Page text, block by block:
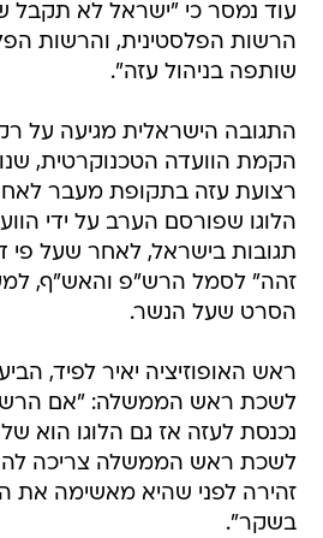
עוד נמסר כי "ישראל לא תקבל
הרשות הפלסטינית, והרשות
שותפה בניהול עזה".
התגובה הישראלית מגיעה על
הקמת הוועדה הטכנוקרטית,
רצועת עזה בתקופת מעבר
הלוגו שפורסם הערב על ידי
תגובות בישראל, לאחר שעל פי
זהה" לסמל הרש"פ והאש"ף,
הסרט שעל הנשר.
ראש האופוזיציה יאיר לפיד,
לשכת ראש הממשלה: "אם
נכנסת לעזה אז גם הלוגו הוא
‏לשכת ראש הממשלה צריכה
זהירה לפני שהיא מאשימה את
בשקר".